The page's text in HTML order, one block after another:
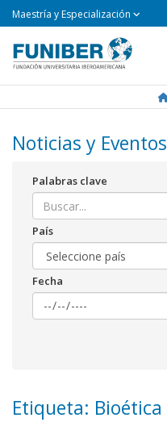
Maestría y Especialización
Noticias y Eventos
Palabras clave
País
Fecha
Etiqueta: Bioética